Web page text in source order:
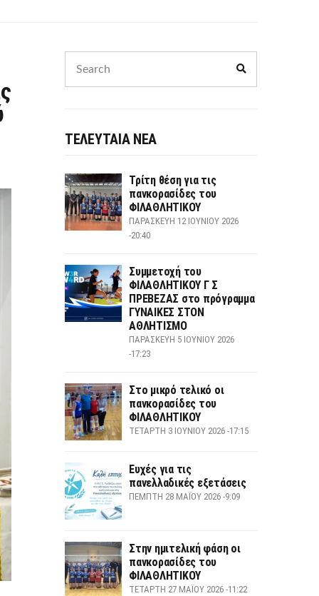
for:
ΤΕΛΕΥΤΑΙΑ ΝΕΑ
Τρίτη θέση για τις
πανκορασίδες του
ΦΙΛΑΘΛΗΤΙΚΟΥ
ΠΑΡΑΣΚΕΥΉ 12 ΙΟΥΝΊΟΥ 2026
-20:40
Συμμετοχή του
ΦΙΛΑΘΛΗΤΙΚΟΥ Γ Σ
ΠΡΕΒΕΖΑΣ στο πρόγραμμα
ΓΥΝΑΙΚΕΣ ΣΤΟΝ
ΑΘΛΗΤΙΣΜΟ
ΠΑΡΑΣΚΕΥΉ 5 ΙΟΥΝΊΟΥ 2026
-17:23
Στο μικρό τελικό οι
πανκορασίδες του
ΦΙΛΑΘΛΗΤΙΚΟΥ
ΤΕΤΆΡΤΗ 3 ΙΟΥΝΊΟΥ 2026 -17:15
Ευχές για τις
πανελλαδικές εξετάσεις
ΠΈΜΠΤΗ 28 ΜΑΪ́ΟΥ 2026 -9:09
Στην ημιτελική φάση οι
πανκορασίδες του
ΦΙΛΑΘΛΗΤΙΚΟΥ
ΤΕΤΆΡΤΗ 27 ΜΑΪ́ΟΥ 2026 -11:22